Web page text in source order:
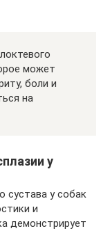
может
боли и
на
у
сустава у собак
и
демонстрирует